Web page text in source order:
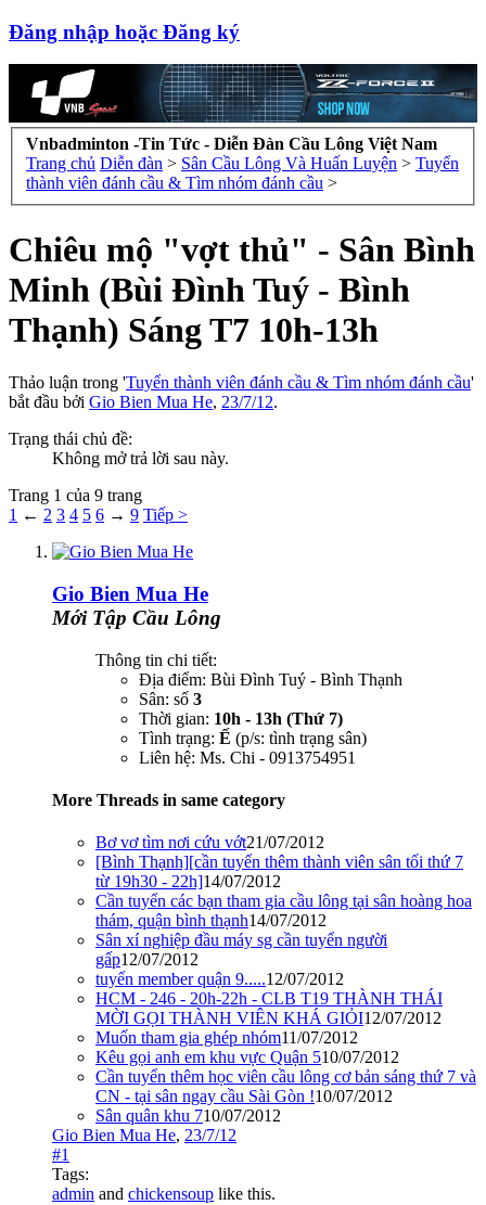
Đăng nhập hoặc Đăng ký
Vnbadminton -Tin Tức - Diễn Đàn Cầu Lông Việt Nam
Trang chủ Diễn đàn > Sân Cầu Lông Và Huấn Luyện > Tuyển
thành viên đánh cầu & Tìm nhóm đánh cầu >
Chiêu mộ "vợt thủ" - Sân Bình
Minh (Bùi Đình Tuý - Bình
Thạnh) Sáng T7 10h-13h
Thảo luận trong 'Tuyển thành viên đánh cầu & Tìm nhóm đánh cầu'
bắt đầu bởi Gio Bien Mua He, 23/7/12.
Trạng thái chủ đề:
Không mở trả lời sau này.
Trang 1 của 9 trang
1 ← 2 3 4 5 6 → 9 Tiếp >
Gio Bien Mua He
Mới Tập Cầu Lông
Thông tin chi tiết:
Địa điểm: Bùi Đình Tuý - Bình Thạnh
Sân: số 3
Thời gian: 10h - 13h (Thứ 7)
Tình trạng: Ế (p/s: tình trạng sân)
Liên hệ: Ms. Chi - 0913754951
More Threads in same category
Bơ vơ tìm nơi cứu vớt21/07/2012
[Bình Thạnh][cần tuyển thêm thành viên sân tối thứ 7
từ 19h30 - 22h]14/07/2012
Cần tuyển các bạn tham gia cầu lông tại sân hoàng hoa
thám, quận bình thạnh14/07/2012
Sân xí nghiệp đầu máy sg cần tuyển người
gấp12/07/2012
tuyển member quận 9.....12/07/2012
HCM - 246 - 20h-22h - CLB T19 THÀNH THÁI
MỜI GỌI THÀNH VIÊN KHÁ GIỎI12/07/2012
Muốn tham gia ghép nhóm11/07/2012
Kêu gọi anh em khu vực Quận 510/07/2012
Cần tuyển thêm học viên cầu lông cơ bản sáng thứ 7 và
CN - tại sân ngay cầu Sài Gòn !10/07/2012
Sân quân khu 710/07/2012
Gio Bien Mua He, 23/7/12
#1
Tags:
admin and chickensoup like this.